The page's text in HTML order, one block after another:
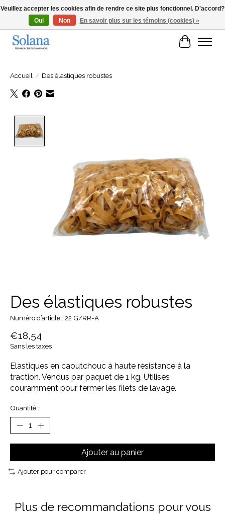
Site Web pour clients professionels
Panier
Accueil / Des élastiques robustes
Des élastiques robustes
Numéro d’article : 22 G/RR-A
€18,54
Sans les taxes
Elastiques en caoutchouc à haute résistance à la
traction. Vendus par paquet de 1 kg. Utilisés
couramment pour fermer les filets de lavage.
Quantité :
Ajouter au panier
Ajouter pour comparer
Plus de recommandations pour vous
Veuillez accepter les cookies afin de rendre ce site plus fonctionnel. D'accord?
Oui
Non En savoir plus sur les témoins (cookies) »